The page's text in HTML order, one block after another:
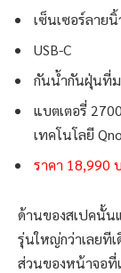
เซ็นเซอร์ลาย
USB-C
กันน้ำกันฝุ่นที่ม
แบตเตอรี่
เทคโนโลยี
ราคา 18,990
ด้านของสเปคนั้น
รุ่นใหญ่กว่าเลยที
ส่วนของหน้าจอที่